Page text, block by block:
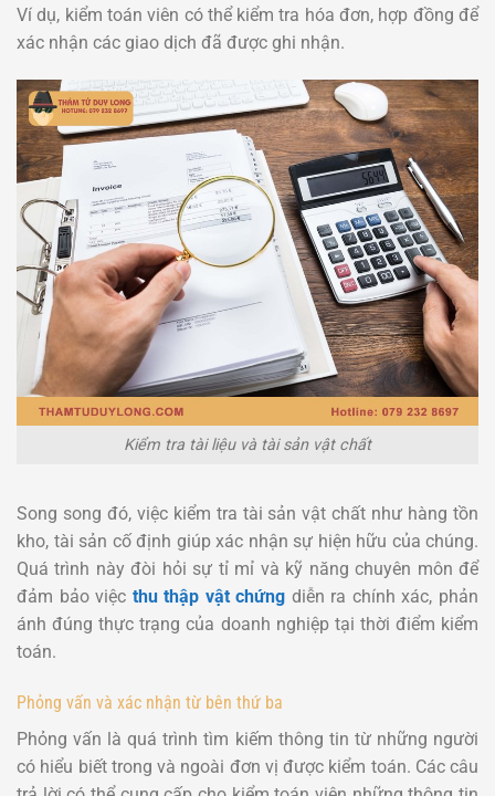
Ví dụ, kiểm toán viên có thể kiểm tra hóa đơn, hợp đồng để
xác nhận các giao dịch đã được ghi nhận.
Kiểm tra tài liệu và tài sản vật chất
Song song đó, việc kiểm tra tài sản vật chất như hàng tồn
kho, tài sản cố định giúp xác nhận sự hiện hữu của chúng.
Quá trình này đòi hỏi sự tỉ mỉ và kỹ năng chuyên môn để
đảm bảo việc thu thập vật chứng diễn ra chính xác, phản
ánh đúng thực trạng của doanh nghiệp tại thời điểm kiểm
toán.
Phỏng vấn và xác nhận từ bên thứ ba
Phỏng vấn là quá trình tìm kiếm thông tin từ những người
có hiểu biết trong và ngoài đơn vị được kiểm toán. Các câu